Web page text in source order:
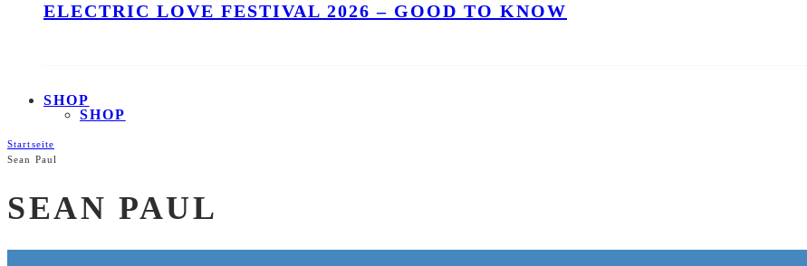
ELECTRIC LOVE FESTIVAL 2026 – GOOD TO KNOW
SHOP
SHOP
Startseite
Sean Paul
SEAN PAUL